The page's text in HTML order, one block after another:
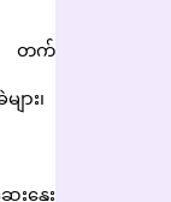
မှ တက်
ား၊
းနွေး